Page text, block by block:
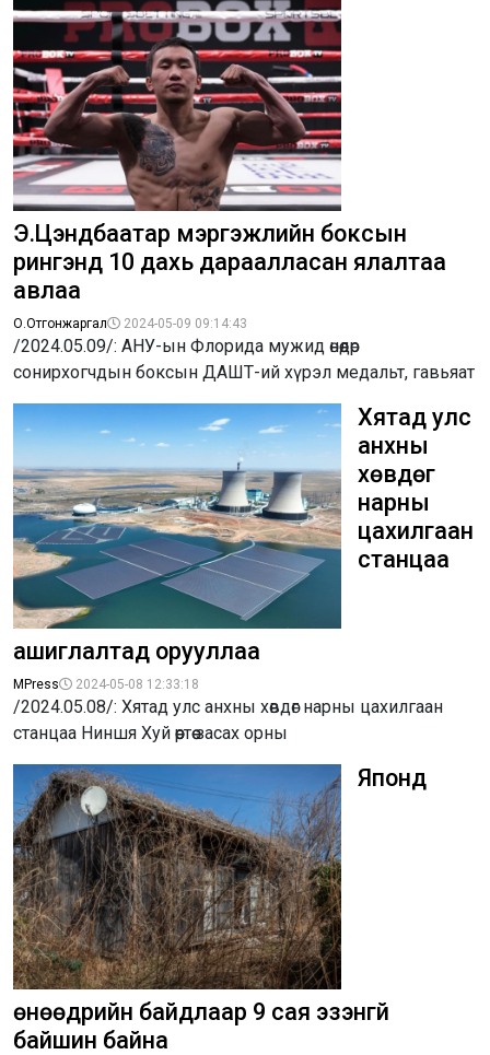
Э.Цэндбаатар мэргэжлийн боксын
рингэнд 10 дахь дараалласан ялалтаа
авлаа
О.Отгонжаргал 2024-05-09 09:14:43
/2024.05.09/: АНУ-ын Флорида мужид өнөөдөр
сонирхогчдын боксын ДАШТ-ий хүрэл медальт, гавьяат
Хятад улс
анхны
хөвдөг
нарны
цахилгаан
станцаа
ашиглалтад орууллаа
MPress 2024-05-08 12:33:18
/2024.05.08/: Хятад улс анхны хөвдөг нарны цахилгаан
станцаа Ниншя Хуй өөртөө засах орны
Японд
өнөөдрийн байдлаар 9 сая эзэнгүй
байшин байна